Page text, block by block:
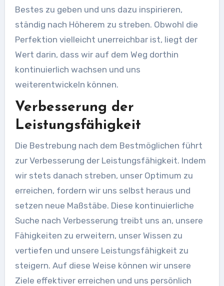
Bestes zu geben und uns dazu inspirieren,
ständig nach Höherem zu streben. Obwohl die
Perfektion vielleicht unerreichbar ist, liegt der
Wert darin, dass wir auf dem Weg dorthin
kontinuierlich wachsen und uns
weiterentwickeln können.
Verbesserung der
Leistungsfähigkeit
Die Bestrebung nach dem Bestmöglichen führt
zur Verbesserung der Leistungsfähigkeit. Indem
wir stets danach streben, unser Optimum zu
erreichen, fordern wir uns selbst heraus und
setzen neue Maßstäbe. Diese kontinuierliche
Suche nach Verbesserung treibt uns an, unsere
Fähigkeiten zu erweitern, unser Wissen zu
vertiefen und unsere Leistungsfähigkeit zu
steigern. Auf diese Weise können wir unsere
Ziele effektiver erreichen und uns persönlich